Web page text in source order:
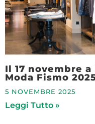
Il 17 novembre
Moda Fismo
5 NOVEMBRE 2025
Leggi Tutto »